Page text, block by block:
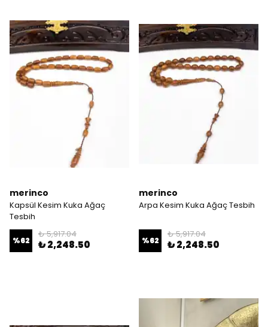
merinco
Kapsül Kesim Kuka Ağaç
Tesbih
%62
₺ 5,917.04
₺ 2,248.50
merinco
Arpa Kesim Kuka Ağaç Tesbih
%62
₺ 5,917.04
₺ 2,248.50